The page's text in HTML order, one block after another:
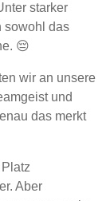
starker
sowohl das
😔
wir an unsere
und
das merkt
Aber